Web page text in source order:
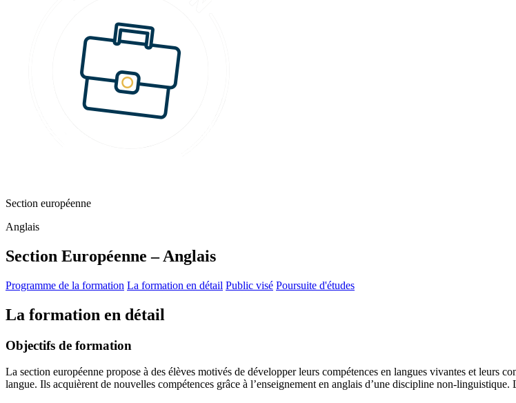
Section européenne
Anglais
Section Européenne – Anglais
Programme de la formation La formation en détail Public visé Poursuite d'études
La formation en détail
Objectifs de formation
La section européenne propose à des élèves motivés de développer leurs compétences en langues vivantes et leurs
langue. Ils acquièrent de nouvelles compétences grâce à l’enseignement en anglais d’une discipline non-